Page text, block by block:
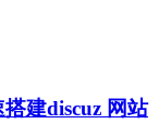
建discuz 网站